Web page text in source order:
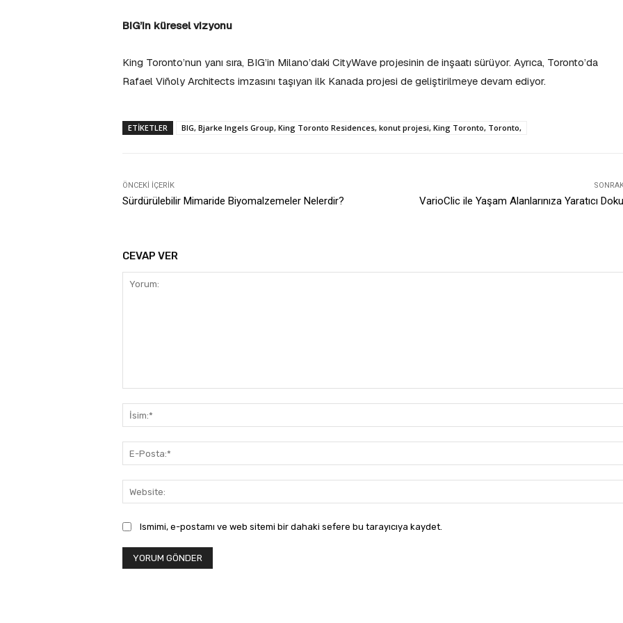
BIG’in küresel vizyonu
King Toronto’nun yanı sıra, BIG’in Milano’daki CityWave projesinin de inşaatı sürüyor. Ayrıca, Toronto’da
Rafael Viñoly Architects imzasını taşıyan ilk Kanada projesi de geliştirilmeye devam ediyor.
ETIKETLER BIG, Bjarke Ingels Group, King Toronto Residences, konut projesi, King Toronto, Toronto,
ÖNCEKI İÇERIK
Sürdürülebilir Mimaride Biyomalzemeler Nelerdir? VarioClic ile Yaşam Alanlarınıza Yaratıcı
CEVAP VER
Ismimi, e-postamı ve web sitemi bir dahaki sefere bu tarayıcıya kaydet.